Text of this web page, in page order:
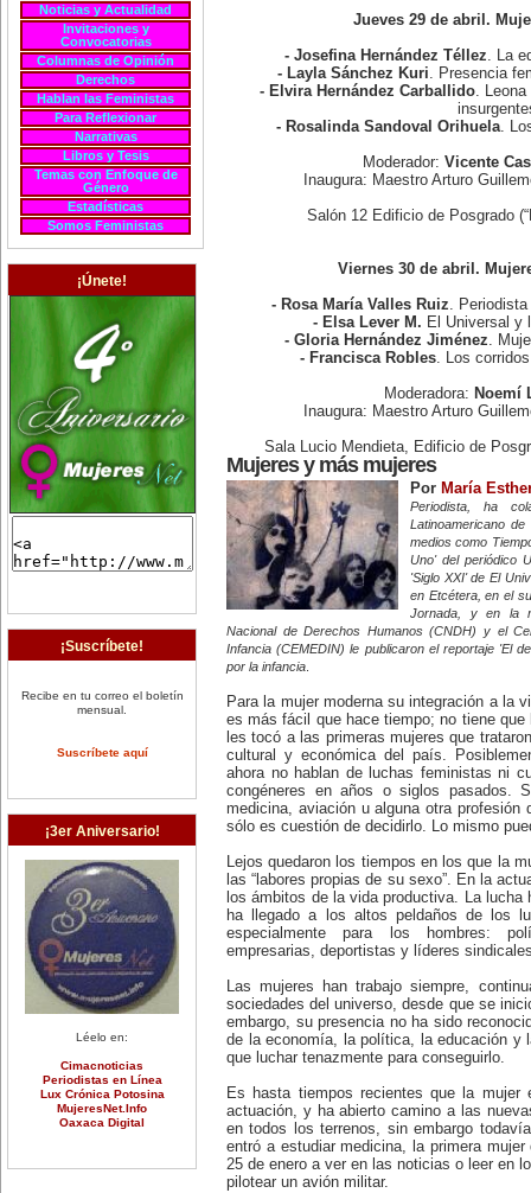
Noticias y Actualidad
Invitaciones y
Convocatorias
Columnas de Opinión
Derechos
Hablan las Feministas
Para Reflexionar
Narrativas
Libros y Tesis
Temas con Enfoque de
Género
Estadísticas
Somos Feministas
¡Únete!
¡Suscríbete!
Recibe en tu correo el boletín
mensual.
Suscríbete aquí
¡3er Aniversario!
Léelo en:
Cimacnoticias
Periodistas en Línea
Lux Crónica Potosina
MujeresNet.Info
Oaxaca Digital
Jueves 29 de abril.
- Josefina Hernández Téllez . La
- Layla Sánchez Kuri . Presencia
- Elvira Hernández Carballido .
- Rosalinda Sandoval Orihuela.
Moderador: Vicente
Inaugura: Maestro Arturo
Salón 12 Edificio de Posgrado
Viernes 30 de abril.
- Rosa María Valles Ruiz .
- Elsa Lever M. El Universal y
- Gloria Hernández Jiménez .
- Francisca Robles . Los
Moderadora: Noemí
Inaugura: Maestro Arturo
Sala Lucio Mendieta, Edificio de
Mujeres y más mujeres
Por María
Periodista, ha
Latinoamericano
medios como
Uno' del periódico
'Siglo XXI' de El
en Etcétera, en el
Jornada, y en la
Nacional de Derechos Humanos (CNDH) y el
Infancia (CEMEDIN) le publicaron el reportaje 'El
por la infancia
Para la mujer moderna su integración a la
es más fácil que hace tiempo; no tiene
les tocó a las primeras mujeres que
cultural y económica del país.
ahora no hablan de luchas feministas ni
congéneres en años o siglos pasados.
medicina, aviación u alguna otra profesión
sólo es cuestión de decidirlo. Lo mismo
Lejos quedaron los tiempos en los que la
las “labores propias de su sexo”. En la
los ámbitos de la vida productiva. La
ha llegado a los altos peldaños de los
especialmente para los hombres:
empresarias, deportistas y líderes
Las mujeres han trabajo siempre,
sociedades del universo, desde que se
embargo, su presencia no ha sido
de la economía, la política, la educación y
que luchar tenazmente para conseguirlo.
Es hasta tiempos recientes que la mujer
actuación, y ha abierto camino a las
en todos los terrenos, sin embargo
entró a estudiar medicina, la primera
25 de enero a ver en las noticias o leer en
pilotear un avión militar.